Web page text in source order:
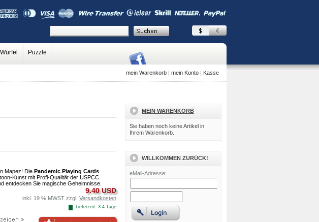
Würfel Puzzle
mein Warenkorb | mein Konto | Kasse
MEIN WARENKORB
Sie haben noch keine Artikel in
Ihrem Warenkorb.
WILLKOMMEN ZURÜCK!
eMail-Adresse:
Mapez! Die Pandemic Playing Cards
Kunst mit Profi-Qualität der USPCC.
entdecken Sie magische Geheimnisse.
9.40 USD
inkl. 19 % MWST zzgl. Versandkosten
Lieferzeit: 3-4 Tage